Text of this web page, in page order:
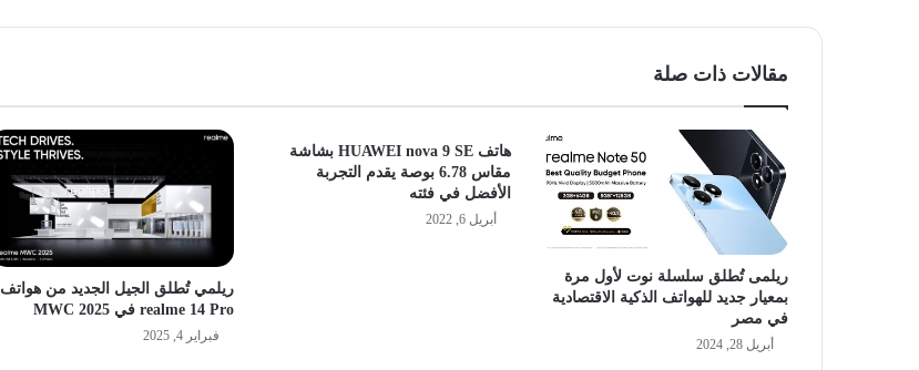
مقالات ذات صلة
ريلمى تُطلق سلسلة نوت لأول مرة
بمعيار جديد للهواتف الذكية الاقتصادية
في مصر
أبريل 28, 2024
هاتف HUAWEI nova 9 SE بشاشة
مقاس 6.78 بوصة يقدم التجربة
الأفضل في فئته
أبريل 6, 2022
ريلمي تُطلق الجيل الجديد من هواتف
realme 14 Pro في MWC 2025
فبراير 4, 2025